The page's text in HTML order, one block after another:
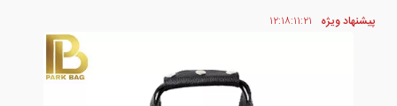
پیشنهاد ویژه ۱۲۱۸۱۱۲۱